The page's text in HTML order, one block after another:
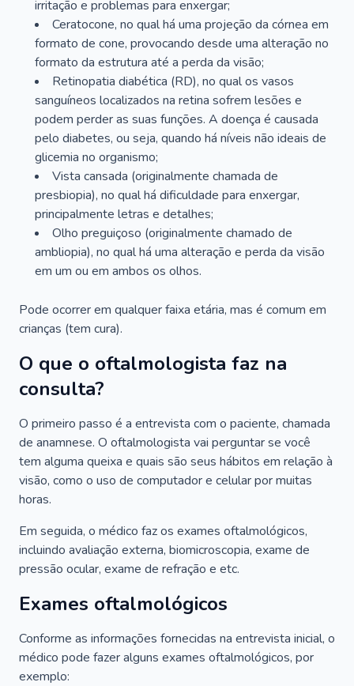
irritação e problemas para enxergar;
Ceratocone, no qual há uma projeção da córnea em
formato de cone, provocando desde uma alteração no
formato da estrutura até a perda da visão;
Retinopatia diabética (RD), no qual os vasos
sanguíneos localizados na retina sofrem lesões e
podem perder as suas funções. A doença é causada
pelo diabetes, ou seja, quando há níveis não ideais de
glicemia no organismo;
Vista cansada (originalmente chamada de
presbiopia), no qual há dificuldade para enxergar,
principalmente letras e detalhes;
Olho preguiçoso (originalmente chamado de
ambliopia), no qual há uma alteração e perda da visão
em um ou em ambos os olhos.
Pode ocorrer em qualquer faixa etária, mas é comum em
crianças (tem cura).
O que o oftalmologista faz na
consulta?
O primeiro passo é a entrevista com o paciente, chamada
de anamnese. O oftalmologista vai perguntar se você
tem alguma queixa e quais são seus hábitos em relação à
visão, como o uso de computador e celular por muitas
horas.
Em seguida, o médico faz os exames oftalmológicos,
incluindo avaliação externa, biomicroscopia, exame de
pressão ocular, exame de refração e etc.
Exames oftalmológicos
Conforme as informações fornecidas na entrevista inicial, o
médico pode fazer alguns exames oftalmológicos, por
exemplo: